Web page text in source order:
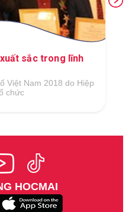
sắc trong lĩnh
Việt Nam 2018 do Hiệp
chức
HOCMAI